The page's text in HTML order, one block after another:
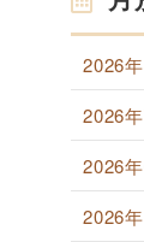
2026
2026
2026
2026